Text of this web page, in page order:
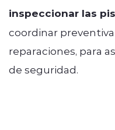
inspeccionar las
coordinar
reparaciones, para
de seguridad.